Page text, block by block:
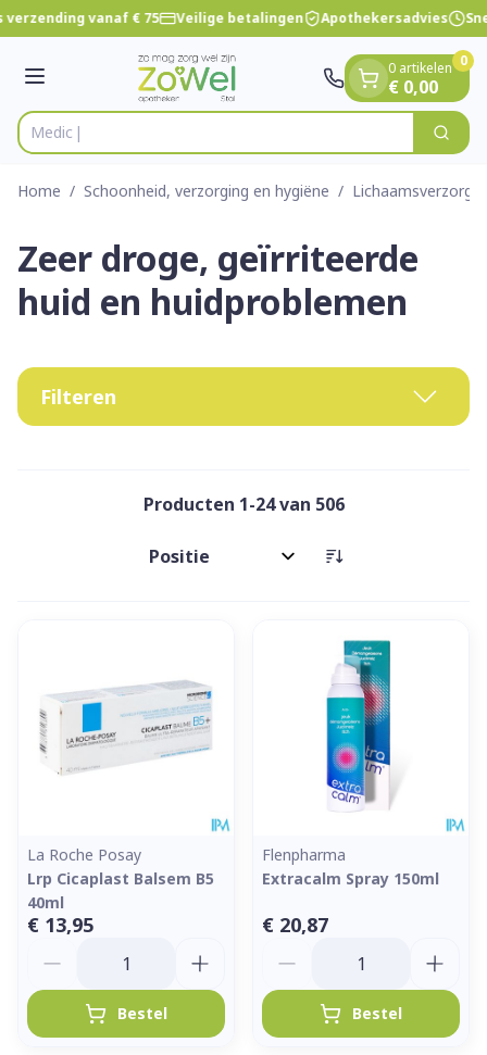
Ga naar de inhoud
1 van 1vanaf € 75 Veilige betalingen Apothekersadvies
Menu
Product, merk, categorie...
V Zoek
0 artikelen
€ 0,00
0
Home / Schoonheid, verzorging en hygiëne /
Zeer droge, geïrriteerde
huid en huidproblemen
Filteren
Producten 1-24van 506
Sorteer op:
La Roche Posay
Lrp Cicaplast Balsem B5
40ml
€ 13,95
Bestel
Flenpharma
Extracalm Spray 150ml
€ 20,87
Bestel